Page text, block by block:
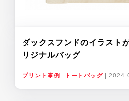
ダックスフンドのイラスト
リジナルバッグ
プリント事例- トートバッグ 2024-